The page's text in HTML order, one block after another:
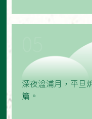
深夜湓浦月，平旦
篇。